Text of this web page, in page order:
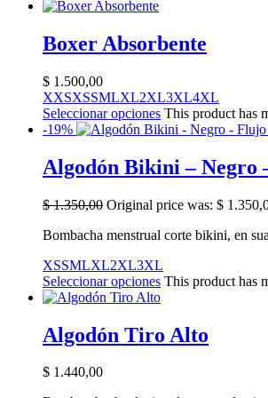
Boxer Absorbente
$ 1.500,00
XXSXSSMLXL2XL3XL4XL
Seleccionar opciones This product has
-19%
Algodón Bikini – Negro
$1.350,00 Original price was: $
Bombacha menstrual corte bikini, en
XSSMLXL2XL3XL
Seleccionar opciones This product has
Algodón Tiro Alto
$ 1.440,00